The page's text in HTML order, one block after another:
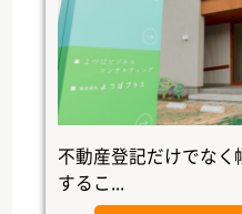
不動産登記だけでな
するこ...